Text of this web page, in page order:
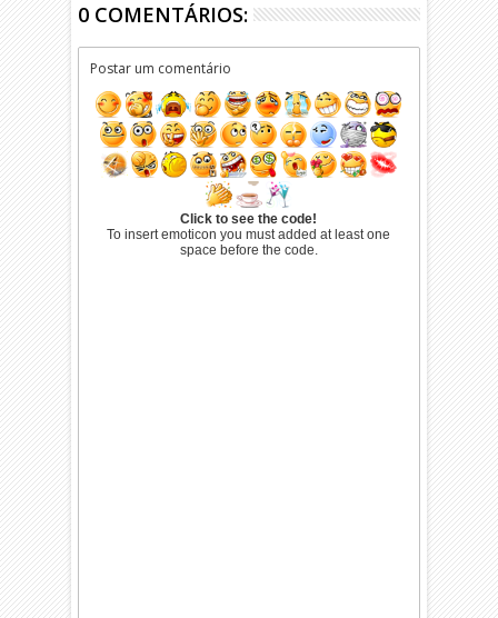
0 COMENTÁRIOS:
Postar um comentário
Click to see the code!
To insert emoticon you must added at least one
space before the code.